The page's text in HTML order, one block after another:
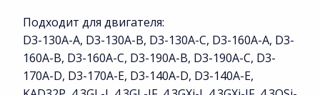
Подходит для двигателя:
D3-130A-A, D3-130A-B, D3-130A-C, D3-160A-A, D3-
160A-B, D3-160A-C, D3-190A-B, D3-190A-C, D3-
170A-D, D3-170A-E, D3-140A-D, D3-140A-E,